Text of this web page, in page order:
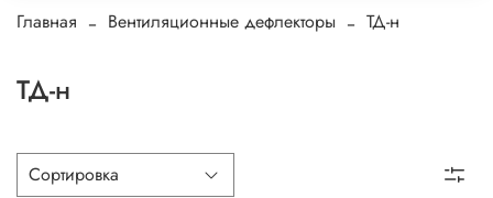
Главная Вентиляционные дефлекторы ТД-н
ТД-н